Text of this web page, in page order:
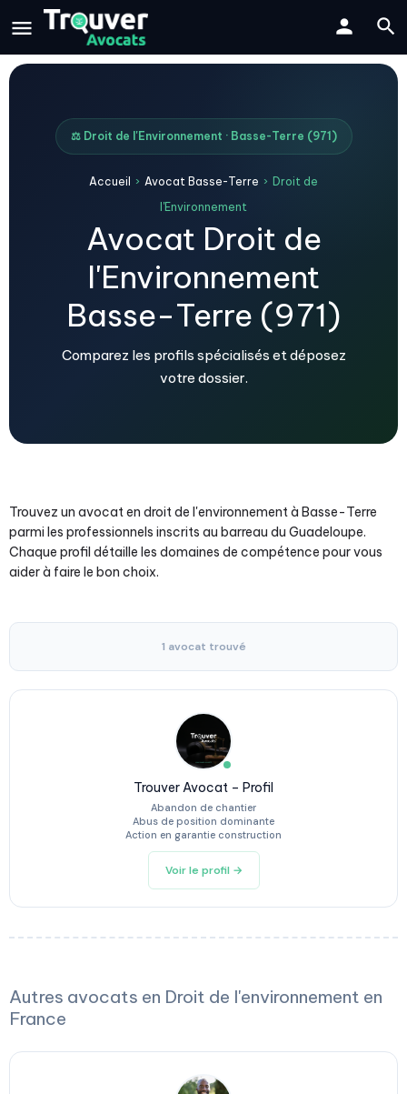
⚖️ Droit de l'Environnement · Basse-Terre (971)
Accueil › Avocat Basse-Terre › Droit de
l'Environnement
Avocat Droit de
l'Environnement
Basse-Terre (971)
Comparez les profils spécialisés et déposez
votre dossier.
Trouvez un avocat en droit de l'environnement à Basse-Terre
parmi les professionnels inscrits au barreau du Guadeloupe.
Chaque profil détaille les domaines de compétence pour vous
aider à faire le bon choix.
1 avocat trouvé
Trouver Avocat – Profil
Abandon de chantier
Abus de position dominante
Action en garantie construction
Voir le profil →
Autres avocats en Droit de l'environnement en
France